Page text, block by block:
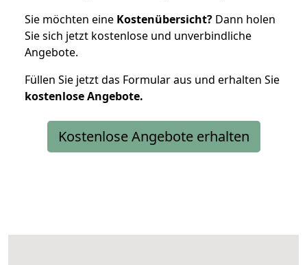
Sie möchten eine Kostenübersicht? Dann holen
Sie sich jetzt kostenlose und unverbindliche
Angebote.
Füllen Sie jetzt das Formular aus und erhalten Sie
kostenloseAngebote.
Kostenlose Angebote erhalten